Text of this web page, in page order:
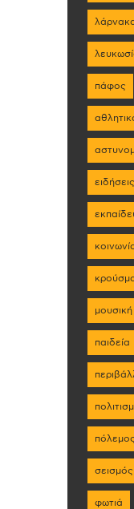
πάφος
ειδήσεις
μουσική
παιδεία
πόλεμος
σεισμός
φωτιά